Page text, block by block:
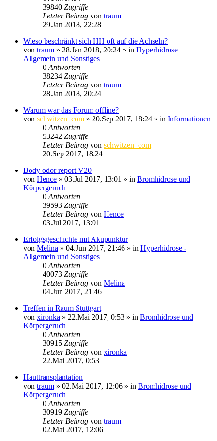
39840 Zugriffe
Letzter Beitrag von traum
29.Jan 2018, 22:28
Wieso beschränkt sich HH oft auf die Achseln?
von traum » 28.Jan 2018, 20:24 » in Hyperhidrose -
Allgemein und Sonstiges
0 Antworten
38234 Zugriffe
Letzter Beitrag von traum
28.Jan 2018, 20:24
Warum war das Forum offline?
von schwitzen_com » 20.Sep 2017, 18:24 » in Informationen
0 Antworten
53242 Zugriffe
Letzter Beitrag von schwitzen_com
20.Sep 2017, 18:24
Body odor report V20
von Hence » 03.Jul 2017, 13:01 » in Bromhidrose und
Körpergeruch
0 Antworten
39593 Zugriffe
Letzter Beitrag von Hence
03.Jul 2017, 13:01
Erfolgsgeschichte mit Akupunktur
von Melina » 04.Jun 2017, 21:46 » in Hyperhidrose -
Allgemein und Sonstiges
0 Antworten
40073 Zugriffe
Letzter Beitrag von Melina
04.Jun 2017, 21:46
Treffen in Raum Stuttgart
von xironka » 22.Mai 2017, 0:53 » in Bromhidrose und
Körpergeruch
0 Antworten
30915 Zugriffe
Letzter Beitrag von xironka
22.Mai 2017, 0:53
Hauttransplantation
von traum » 02.Mai 2017, 12:06 » in Bromhidrose und
Körpergeruch
0 Antworten
30919 Zugriffe
Letzter Beitrag von traum
02.Mai 2017, 12:06